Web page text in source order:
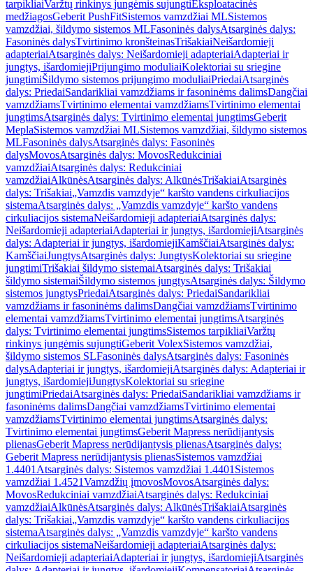
tarpikliaiVaržtų rinkinys jungėmis sujungtiEksploatacinės
medžiagosGeberit PushFitSistemos vamzdžiai MLSistemos
vamzdžiai, šildymo sistemos MLFasoninės dalysAtsarginės dalys:
Fasoninės dalysTvirtinimo kronšteinasTrišakiaiNeišardomieji
adapteriaiAtsarginės dalys: Neišardomieji adapteriaiAdapteriai ir
jungtys, išardomiejiPrijungimo moduliaiKolektoriai su sriegine
jungtimiŠildymo sistemos prijungimo moduliaiPriedaiAtsarginės
dalys: PriedaiSandarikliai vamzdžiams ir fasoninėms dalimsDangčiai
vamzdžiamsTvirtinimo elementai vamzdžiamsTvirtinimo elementai
jungtimsAtsarginės dalys: Tvirtinimo elementai jungtimsGeberit
MeplaSistemos vamzdžiai MLSistemos vamzdžiai, šildymo sistemos
MLFasoninės dalysAtsarginės dalys: Fasoninės
dalysMovosAtsarginės dalys: MovosRedukciniai
vamzdžiaiAtsarginės dalys: Redukciniai
vamzdžiaiAlkūnėsAtsarginės dalys: AlkūnėsTrišakiaiAtsarginės
dalys: Trišakiai„Vamzdis vamzdyje“ karšto vandens cirkuliacijos
sistemaAtsarginės dalys: „Vamzdis vamzdyje“ karšto vandens
cirkuliacijos sistemaNeišardomieji adapteriaiAtsarginės dalys:
Neišardomieji adapteriaiAdapteriai ir jungtys, išardomiejiAtsarginės
dalys: Adapteriai ir jungtys, išardomiejiKamščiaiAtsarginės dalys:
KamščiaiJungtysAtsarginės dalys: JungtysKolektoriai su sriegine
jungtimiTrišakiai šildymo sistemaiAtsarginės dalys: Trišakiai
šildymo sistemaiŠildymo sistemos jungtysAtsarginės dalys: Šildymo
sistemos jungtysPriedaiAtsarginės dalys: PriedaiSandarikliai
vamzdžiams ir fasoninėms dalimsDangčiai vamzdžiamsTvirtinimo
elementai vamzdžiamsTvirtinimo elementai jungtimsAtsarginės
dalys: Tvirtinimo elementai jungtimsSistemos tarpikliaiVaržtų
rinkinys jungėmis sujungtiGeberit VolexSistemos vamzdžiai,
šildymo sistemos SLFasoninės dalysAtsarginės dalys: Fasoninės
dalysAdapteriai ir jungtys, išardomiejiAtsarginės dalys: Adapteriai ir
jungtys, išardomiejiJungtysKolektoriai su sriegine
jungtimiPriedaiAtsarginės dalys: PriedaiSandarikliai vamzdžiams ir
fasoninėms dalimsDangčiai vamzdžiamsTvirtinimo elementai
vamzdžiamsTvirtinimo elementai jungtimsAtsarginės dalys:
Tvirtinimo elementai jungtimsGeberit Mapress nerūdijantysis
plienasGeberit Mapress nerūdijantysis plienasAtsarginės dalys:
Geberit Mapress nerūdijantysis plienasSistemos vamzdžiai
1.4401 Atsarginės dalys: Sistemos vamzdžiai 1.4401 Sistemos
vamzdžiai 1.4521Vamzdžių įmovosMovosAtsarginės dalys:
MovosRedukciniai vamzdžiaiAtsarginės dalys: Redukciniai
vamzdžiaiAlkūnėsAtsarginės dalys: AlkūnėsTrišakiaiAtsarginės
dalys: Trišakiai„Vamzdis vamzdyje“ karšto vandens cirkuliacijos
sistemaAtsarginės dalys: „Vamzdis vamzdyje“ karšto vandens
cirkuliacijos sistemaNeišardomieji adapteriaiAtsarginės dalys:
Neišardomieji adapteriaiAdapteriai ir jungtys, išardomiejiAtsarginės